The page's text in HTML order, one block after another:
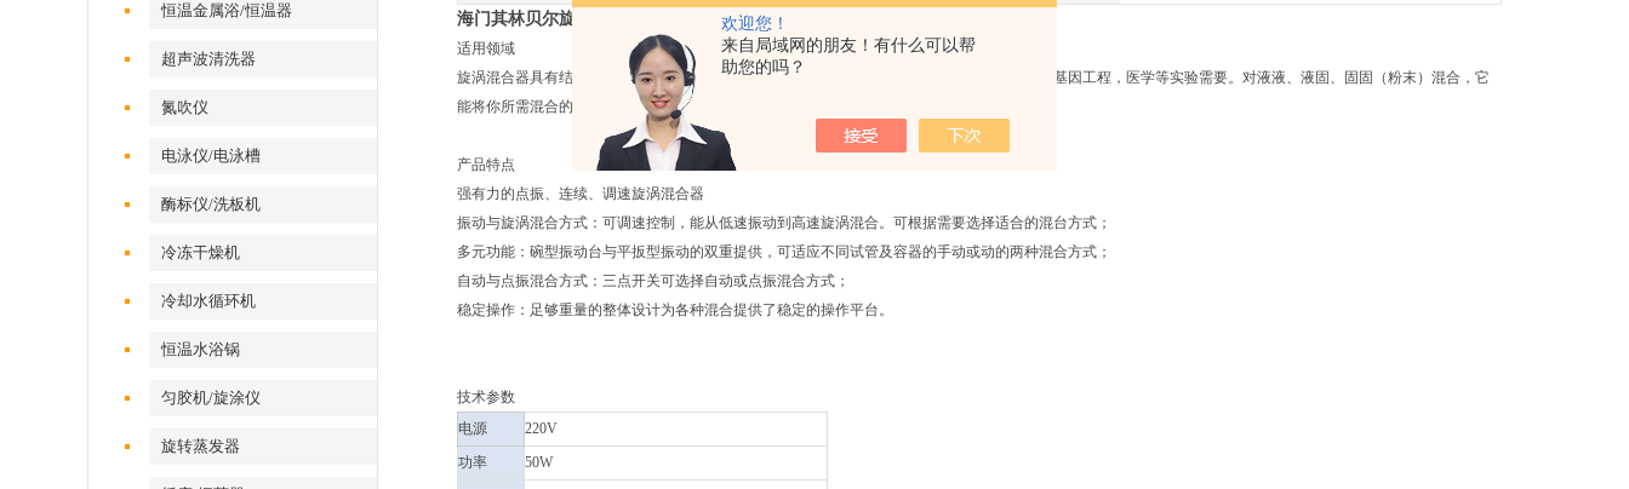
欢迎您！
来自局域网的朋友！有什么可以帮
助您的吗？
恒温金属浴/恒温器
超声波清洗器
氮吹仪
电泳仪/电泳槽
酶标仪/洗板机
冷冻干燥机
冷却水循环机
恒温水浴锅
匀胶机/旋涂仪
旋转蒸发器
海门其林贝尔旋涡混合器VORTEX-5/-6涡旋振荡器
适用领域
旋涡混合器具有结构简单可靠，仪器体积小，耗电省，噪音低等特点，广泛应用于生物化学，基因工程，医学等实验需要。对液液、液固、固固（粉末）混合，它
能将你所需混合的任何液体、粉末以高速旋涡状形式快速混合，混合速度快、均匀、*。
产品特点
强有力的点振、连续、调速旋涡混合器
振动与旋涡混合方式：可调速控制，能从低速振动到高速旋涡混合。可根据需要选择适合的混台方式；
多元功能：碗型振动台与平扳型振动的双重提供，可适应不同试管及容器的手动或动的两种混合方式；
自动与点振混合方式：三点开关可选择自动或点振混合方式；
稳定操作：足够重量的整体设计为各种混合提供了稳定的操作平台。
技术参数
电源
220V
功率
50W